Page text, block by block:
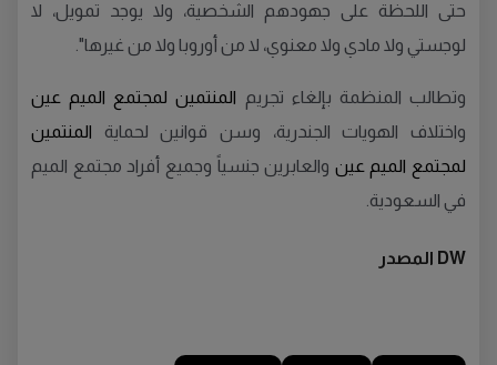
حتى اللحظة على جهودهم الشخصية، ولا يوجد تمويل، لا
لوجستي ولا مادي ولا معنوي، لا من أوروبا ولا من غيرها".
وتطالب المنظمة بإلغاء تجريم المنتمين لمجتمع الميم عين
واختلاف الهويات الجندرية، وسن قوانين لحماية المنتمين
لمجتمع الميم عين والعابرين جنسياً وجميع أفراد مجتمع الميم
في السعودية.
DW المصدر